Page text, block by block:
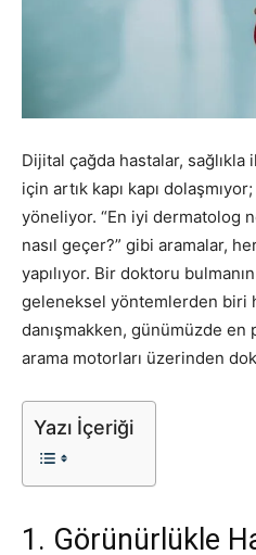
Dijital çağda hastalar, sağlıkla
için artık kapı kapı
yöneliyor. “En iyi dermatolog
nasıl geçer?” gibi aramalar,
yapılıyor. Bir doktoru
geleneksel yöntemlerden biri
danışmakken, günümüzde
arama motorları üzerinden
Yazı İçeriği
1. Görünürlükle